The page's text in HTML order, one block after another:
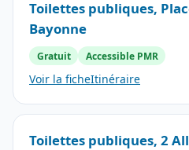
Toilettes publiques,
Bayonne
Gratuit Accessible PMR
Voir la ficheItinéraire
Toilettes publiques, 2